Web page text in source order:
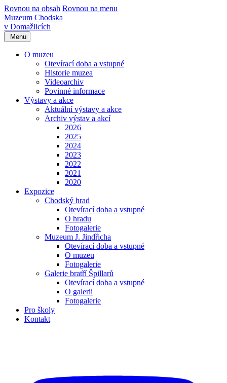
Rovnou na obsah Rovnou na menu
Muzeum Chodska
v Domažlicích
Menu
O muzeu
Otevírací doba a vstupné
Historie muzea
Videoarchiv
Povinné informace
Výstavy a akce
Aktuální výstavy a akce
Archiv výstav a akcí
2026
2025
2024
2023
2022
2021
2020
Expozice
Chodský hrad
Otevírací doba a vstupné
O hradu
Fotogalerie
Muzeum J. Jindřicha
Otevírací doba a vstupné
O muzeu
Fotogalerie
Galerie bratří Špillarů
Otevírací doba a vstupné
O galerii
Fotogalerie
Pro školy
Kontakt